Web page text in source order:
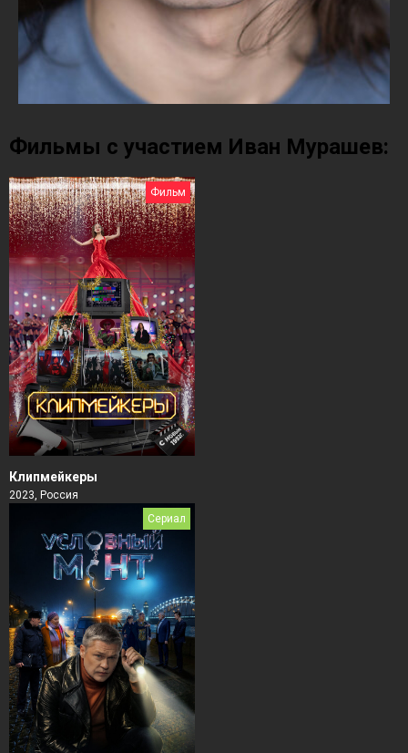
Фильмы с участием Иван Мурашев:
Фильм
Клипмейкеры
2023, Россия
Сериал